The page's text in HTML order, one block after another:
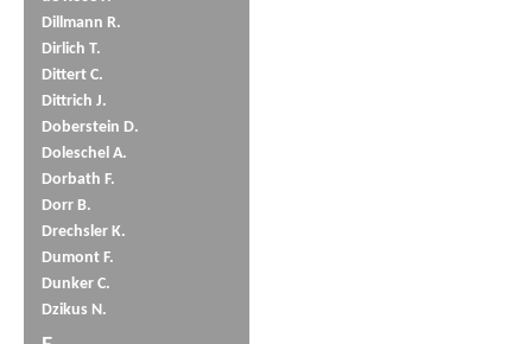
Dillmann R.
Dirlich T.
Dittert C.
Dittrich J.
Doberstein D.
Doleschel A.
Dorbath F.
Dorr B.
Drechsler K.
Dumont F.
Dunker C.
Dzikus N.